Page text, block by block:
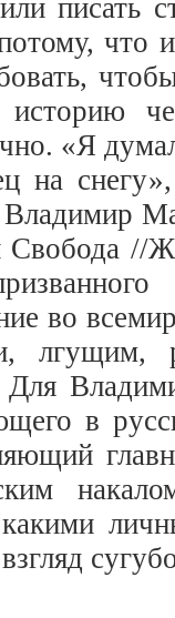
писать
что
«Я
на
Свобода //
во
Для
в